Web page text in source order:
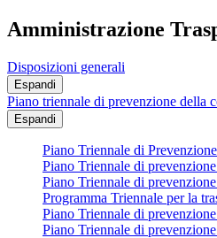
Amministrazione
Disposizioni generali
Espandi
Piano triennale di prevenzione della
Espandi
Piano Triennale di
Piano Triennale di
Piano Triennale di
Programma Triennale per la
Piano Triennale di
Piano Triennale di